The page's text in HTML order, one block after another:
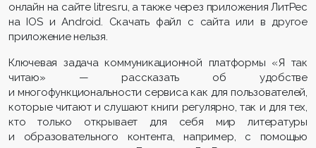
онлайн на сайте litres.ru, а также через приложения ЛитРес
на IOS и Android. Скачать файл с сайта или в другое
приложение нельзя.
Ключевая задача коммуникационной платформы «Я так
читаю» — рассказать об удобстве
и многофункциональности сервиса как для пользователей,
которые читают и слушают книги регулярно, так и для тех,
кто только открывает для себя мир литературы
и образовательного контента, например, с помощью